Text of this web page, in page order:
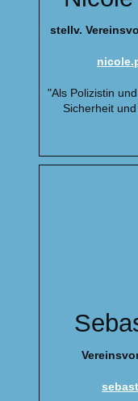
stellv.
"Als Polizistin
Sicherheit